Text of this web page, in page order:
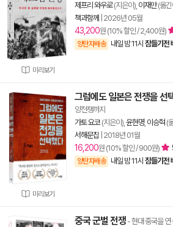
미리보기
제프리 와우로(지은이), 이재만(옮긴
책과함께
2026년 05월
43,200원 (10% 할인 / 2,400원)
양탄자배송 내일 밤 11시 잠들기전
미리보기
그럼에도 일본은 전쟁을 선
양전쟁까지
가토 요코(지은이), 윤현명, 이승혁 (
서해문집 2018년 01월
16,200원 (10% 할인 / 900원)
양탄자배송 내일 밤 11시 잠들기전
중국 군벌 전쟁 - 현대 중국을